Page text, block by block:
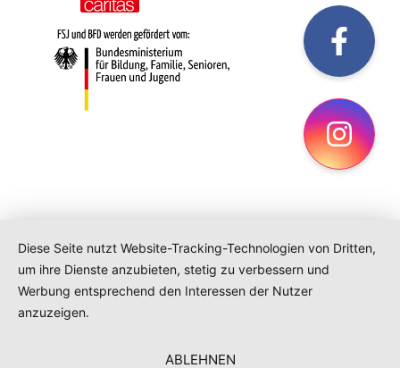
Diese Seite nutzt Website-Tracking-Technologien von Dritten,
um ihre Dienste anzubieten, stetig zu verbessern und
Werbung entsprechend den Interessen der Nutzer
anzuzeigen.
ABLEHNEN